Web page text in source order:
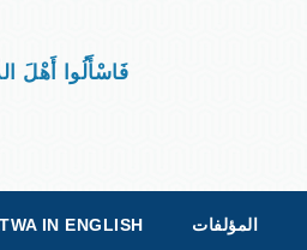
فَاسْأَلُوا أَهْلَ
المؤلفات IN ENGLISH